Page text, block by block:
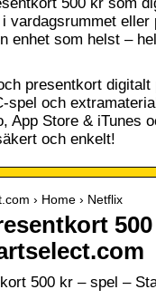
vardagsrummet eller
enhet som helst –
presentkort digitalt
spel och
App Store & iTunes
och enkelt!
› Home › Netflix
500 kr – spel –